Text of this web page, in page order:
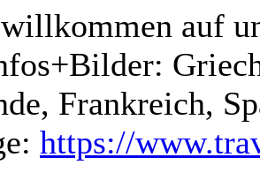
auf
Frankreich,
https://